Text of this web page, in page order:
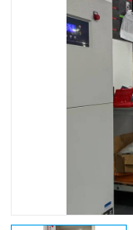
零部件机加工